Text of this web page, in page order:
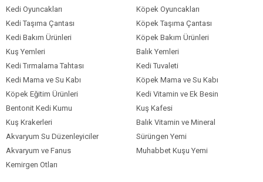
Kedi Oyuncakları
Köpek Oyuncakları
Kedi Taşıma Çantası
Köpek Taşıma Çantası
Kedi Bakım Ürünleri
Köpek Bakım Ürünleri
Kuş Yemleri
Balık Yemleri
Kedi Tırmalama Tahtası
Kedi Tuvaleti
Kedi Mama ve Su Kabı
Köpek Mama ve Su Kabı
Köpek Eğitim Ürünleri
Kedi Vitamin ve Ek Besin
Bentonit Kedi Kumu
Kuş Kafesi
Kuş Krakerleri
Balık Vitamin ve Mineral
Akvaryum Su Düzenleyiciler
Sürüngen Yemi
Akvaryum ve Fanus
Muhabbet Kuşu Yemi
Kemirgen Otları